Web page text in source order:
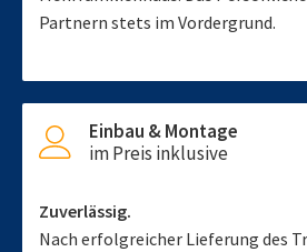
Partnern stets im Vordergrund.
Einbau & Montage
im Preis inklusive
Zuverlässig.
Nach erfolgreicher Lieferung des